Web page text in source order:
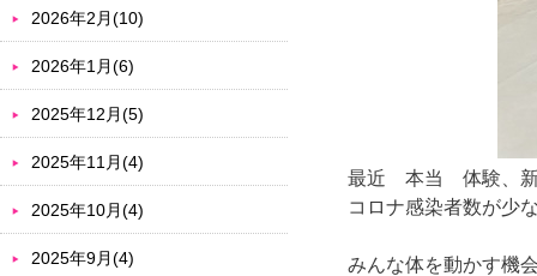
最近 本当 体験、新
コロナ感染者数が少
みんな体を動かす機
2026年2月(10)
2026年1月(6)
2025年12月(5)
2025年11月(4)
2025年10月(4)
2025年9月(4)